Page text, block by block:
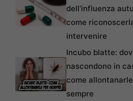
dell’influenza
come
intervenire
Incubo blatte:
nascondono in
come
sempre